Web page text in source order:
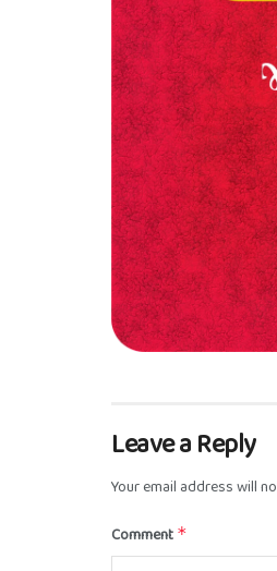
Leave a Reply
Your email address will
Comment *